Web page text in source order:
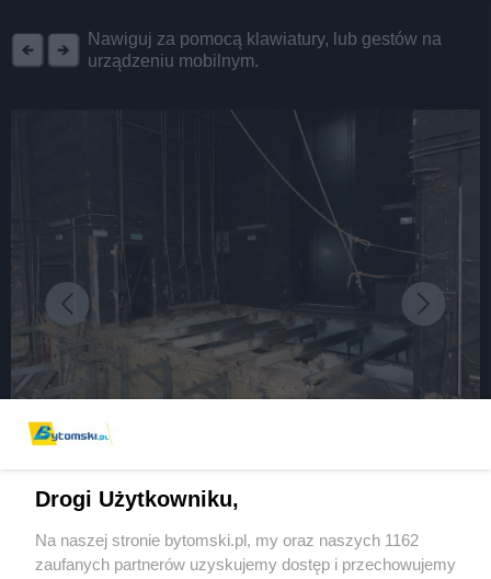
Nawiguj za pomocą klawiatury, lub gestów na
urządzeniu mobilnym.
12. Noc Teatrów GZM. Poszukiwanie upiora w
Wydawca mediów lokalnych
Drogi Użytkowniku,
Na naszej stronie bytomski.pl, my oraz naszych 1162
zaufanych partnerów uzyskujemy dostęp i przechowujemy